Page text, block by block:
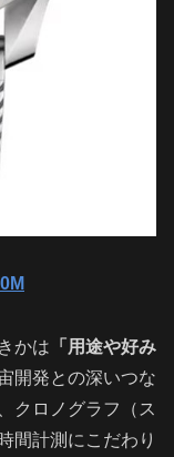
かは 「用途や好み
開発との深いつな
クロノグラフ（ス
間計測にこだわり